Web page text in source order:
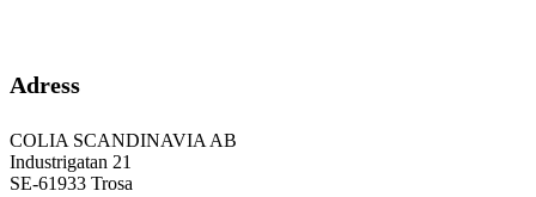
Adress
COLIA SCANDINAVIA AB
Industrigatan 21
SE-61933 Trosa